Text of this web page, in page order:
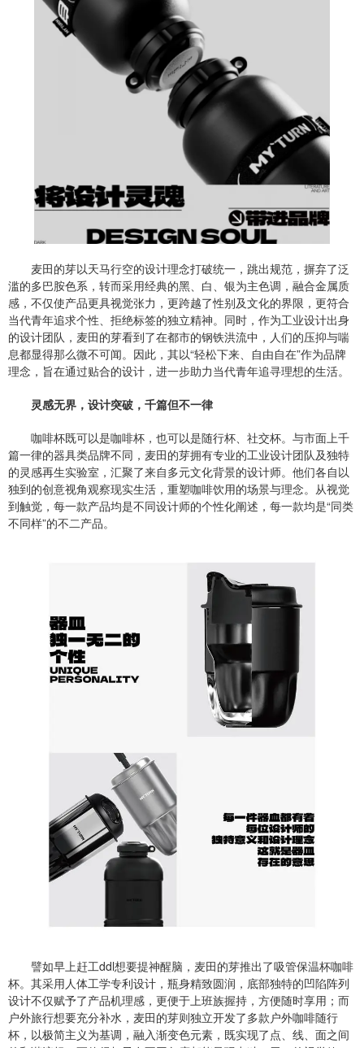
麦田的芽以天马行空的设计理念打破统一，跳出规范，摒弃了泛
滥的多巴胺色系，转而采用经典的黑、白、银为主色调，融合金属质
感，不仅使产品更具视觉张力，更跨越了性别及文化的界限，更符合
当代青年追求个性、拒绝标签的独立精神。同时，作为工业设计出身
的设计团队，麦田的芽看到了在都市的钢铁洪流中，人们的压抑与喘
息都显得那么微不可闻。因此，其以“轻松下来、自由自在”作为品牌
理念，旨在通过贴合的设计，进一步助力当代青年追寻理想的生活。
灵感无界，设计突破，千篇但不一律
咖啡杯既可以是咖啡杯，也可以是随行杯、社交杯。与市面上千
篇一律的器具类品牌不同，麦田的芽拥有专业的工业设计团队及独特
的灵感再生实验室，汇聚了来自多元文化背景的设计师。他们各自以
独到的创意视角观察现实生活，重塑咖啡饮用的场景与理念。从视觉
到触觉，每一款产品均是不同设计师的个性化阐述，每一款均是“同类
不同样”的不二产品。
譬如早上赶工ddl想要提神醒脑，麦田的芽推出了吸管保温杯咖啡
杯。其采用人体工学专利设计，瓶身精致圆润，底部独特的凹陷阵列
设计不仅赋予了产品机理感，更便于上班族握持，方便随时享用；而
户外旅行想要充分补水，麦田的芽则独立开发了多款户外咖啡随行
杯，以极简主义为基调，融入渐变色元素，既实现了点、线、面之间